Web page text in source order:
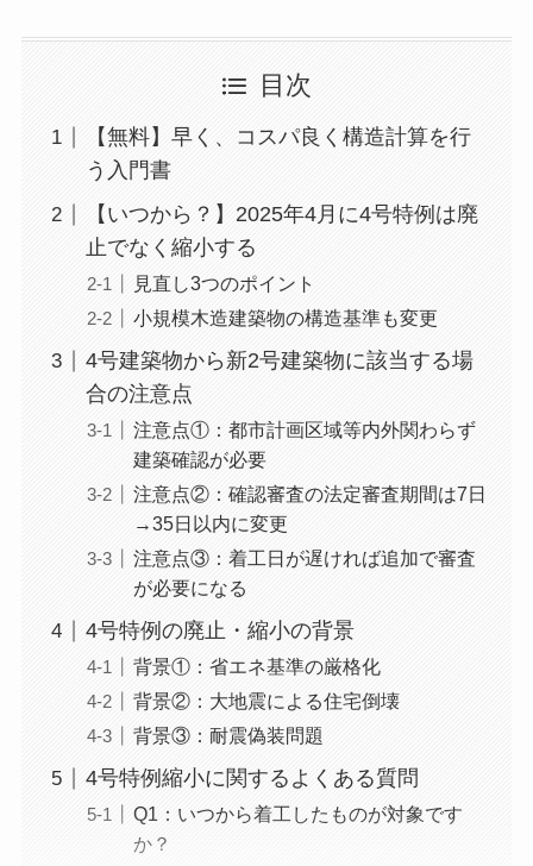
目次
【無料】早く、コスパ良く構造計算を行
う入門書
【いつから？】2025年4月に4号特例は廃
止でなく縮小する
見直し3つのポイント
小規模木造建築物の構造基準も変更
4号建築物から新2号建築物に該当する場
合の注意点
注意点①：都市計画区域等内外関わらず
建築確認が必要
注意点②：確認審査の法定審査期間は7日
→35日以内に変更
注意点③：着工日が遅ければ追加で審査
が必要になる
4号特例の廃止・縮小の背景
背景①：省エネ基準の厳格化
背景②：大地震による住宅倒壊
背景③：耐震偽装問題
4号特例縮小に関するよくある質問
Q1：いつから着工したものが対象です
か？